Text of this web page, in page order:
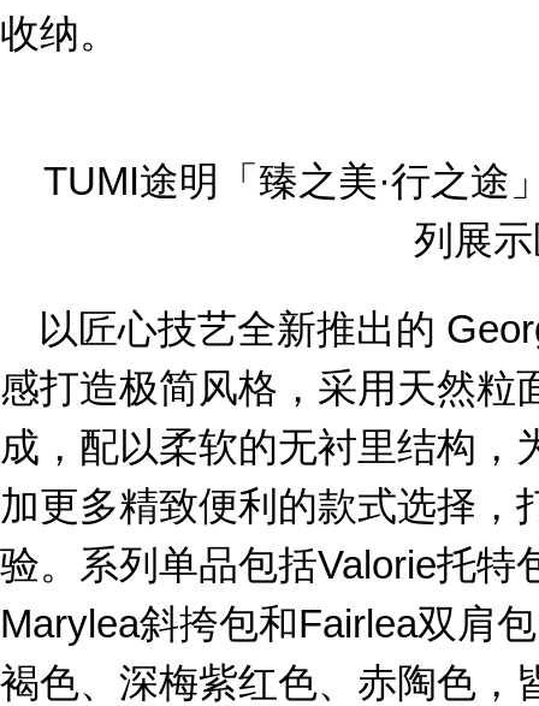
收纳。
TUMI途明「臻之美·行之途
列展
以匠心技艺全新推出的
感打造极简风格，采用天然粒
成，配以柔软的无衬里结构，
加更多精致便利的款式选择，
验。系列单品包括Valorie托特
Marylea斜挎包和Fairlea双肩
褐色、深梅紫红色、赤陶色，